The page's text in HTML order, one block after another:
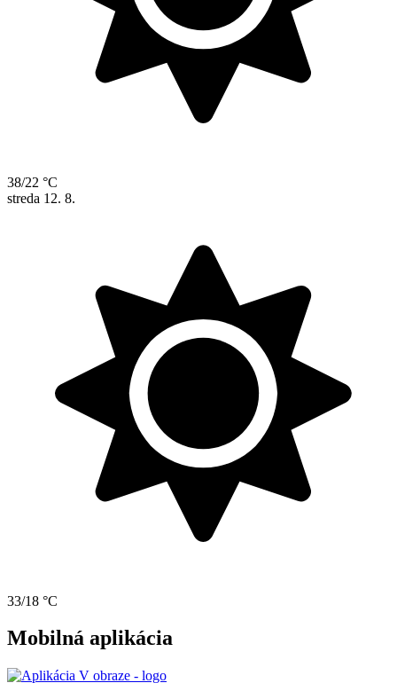
38/22 °C
streda 12. 8.
33/18 °C
Mobilná aplikácia